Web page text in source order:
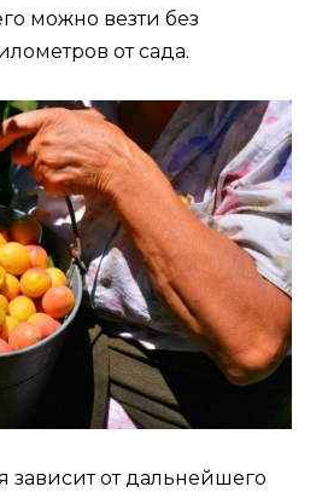
можно везти без
от сада.
зависит от дальнейшего